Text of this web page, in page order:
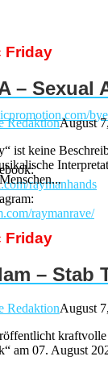
raymanhands
raymanrave/
Friday
– Sexual
RedaktionAugust
ist keine
Friday
– Stab
RedaktionAugust
am 07. August